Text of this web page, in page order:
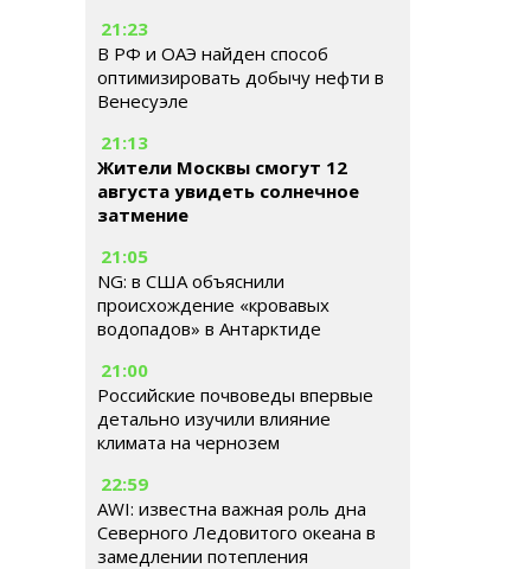
21:23
В РФ и ОАЭ найден способ
оптимизировать добычу нефти в
Венесуэле
21:13
Жители Москвы смогут 12
августа увидеть солнечное
затмение
21:05
NG: в США объяснили
происхождение «кровавых
водопадов» в Антарктиде
21:00
Российские почвоведы впервые
детально изучили влияние
климата на чернозем
22:59
AWI: известна важная роль дна
Северного Ледовитого океана в
замедлении потепления